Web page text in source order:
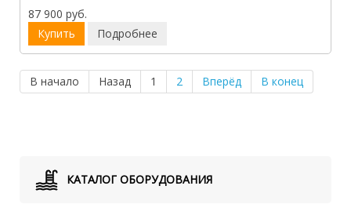
87 900 руб.
Купить
Подробнее
В начало Назад 1 2 Вперёд В конец
КАТАЛОГ ОБОРУДОВАНИЯ